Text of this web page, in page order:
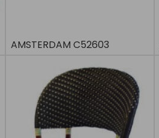
AMSTERDAM C52603